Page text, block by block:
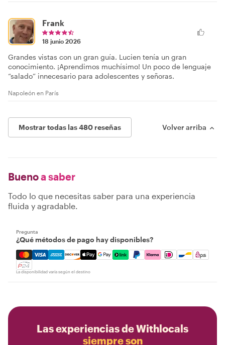
Frank
18 junio 2026
Grandes vistas con un gran guía. Lucien tenía un gran
conocimiento. ¡Aprendimos muchísimo! Un poco de lenguaje
“salado” innecesario para adolescentes y señoras.
Napoleón en París
Mostrar todas las 480 reseñas Volver arriba
Buenoa saber
Todo lo que necesitas saber para una experiencia
fluida y agradable.
Pregunta
¿Qué métodos de pago hay disponibles?
Mastercard, Visa, Amex, Discover, Apple Pay, Google
La disponibilidad varía según el destino
Las experiencias de Withlocals
siempre son